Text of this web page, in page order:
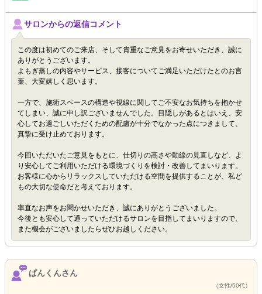
サロンからの返信コメント
この度は初めてのご来店、そして貴重なご意見をお寄せいただき、誠に
ありがとうございます。
よもぎ蒸しの内容やサービス、接客についてご満足いただけたとのお言
葉、大変嬉しく思います。
一方で、施術スペースの構造や視線に関してご不安なお気持ちを抱かせ
てしまい、誠に申し訳ございませんでした。目隠しがあるとはいえ、安
心してお過ごしいただくための配慮が十分でなかった点につきまして、
真摯に受け止めております。
今回いただいたご意見をもとに、仕切りの高さや動線の見直しなど、よ
り安心してご利用いただける環境づくりを検討・改善してまいります。
お客様に心からリラックスしていただける空間を提供することが、私ど
もの大切な使命だと考えております。
率直なお声をお聞かせいただき、誠にありがとうございました。
今後とも安心して通っていただけるサロンを目指してまいりますので、
また機会がございましたらぜひお越しください。
ぱんくんさん
（女性/50代）